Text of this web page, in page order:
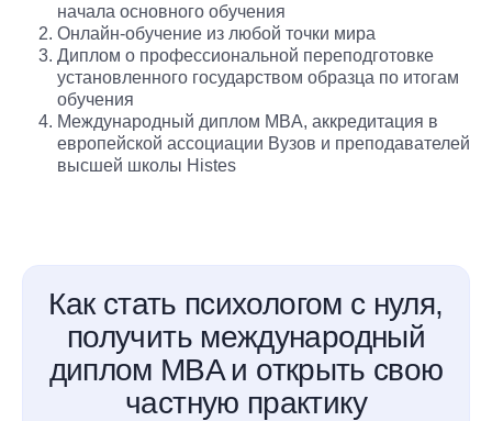
начала основного обучения
Онлайн-обучение из любой точки мира
Диплом о профессиональной переподготовке
установленного государством образца по итогам
обучения
Международный диплом MBA, аккредитация в
европейской ассоциации Вузов и преподавателей
высшей школы Histes
Как стать психологом с нуля,
получить международный
диплом MBA и открыть свою
частную практику